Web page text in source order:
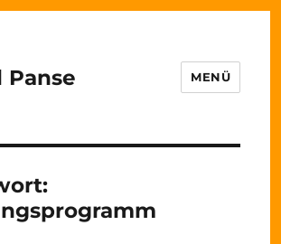
Panse MENÜ